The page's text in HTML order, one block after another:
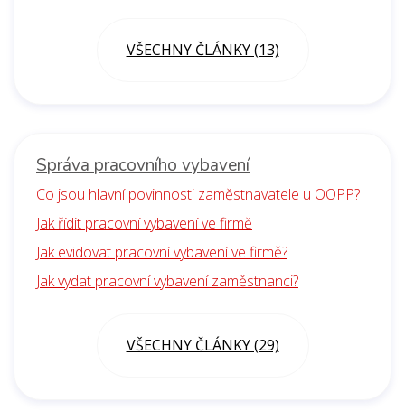
VŠECHNY ČLÁNKY (13)
Správa pracovního vybavení
Co jsou hlavní povinnosti zaměstnavatele u OOPP?
Jak řídit pracovní vybavení ve firmě
Jak evidovat pracovní vybavení ve firmě?
Jak vydat pracovní vybavení zaměstnanci?
VŠECHNY ČLÁNKY (29)